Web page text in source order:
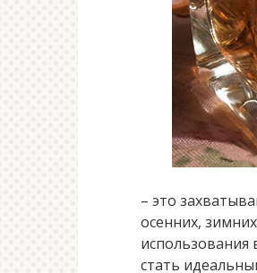
– это
осенних,
использования
стать